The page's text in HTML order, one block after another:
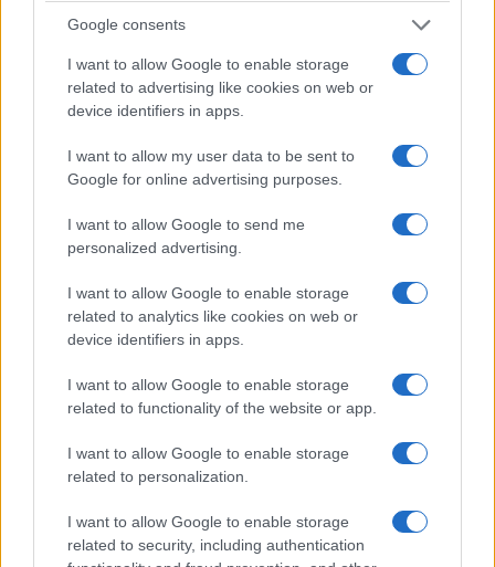
Google consents
I want to allow Google to enable storage
related to advertising like cookies on web or
device identifiers in apps.
I want to allow my user data to be sent to
Google for online advertising purposes.
I want to allow Google to send me
personalized advertising.
I want to allow Google to enable storage
related to analytics like cookies on web or
device identifiers in apps.
I want to allow Google to enable storage
related to functionality of the website or app.
I want to allow Google to enable storage
related to personalization.
I want to allow Google to enable storage
related to security, including authentication
Κυριακή 19 Ιουλίου
00:00 Μικρός Τελικός (Μαϊάμι), ΕΡΤ2 Σπορ
22:00 Τελικός & Απονομή (Νέα Υόρκη), ΕΡΤ1
Ακολουθήστε μας στο
Google
News